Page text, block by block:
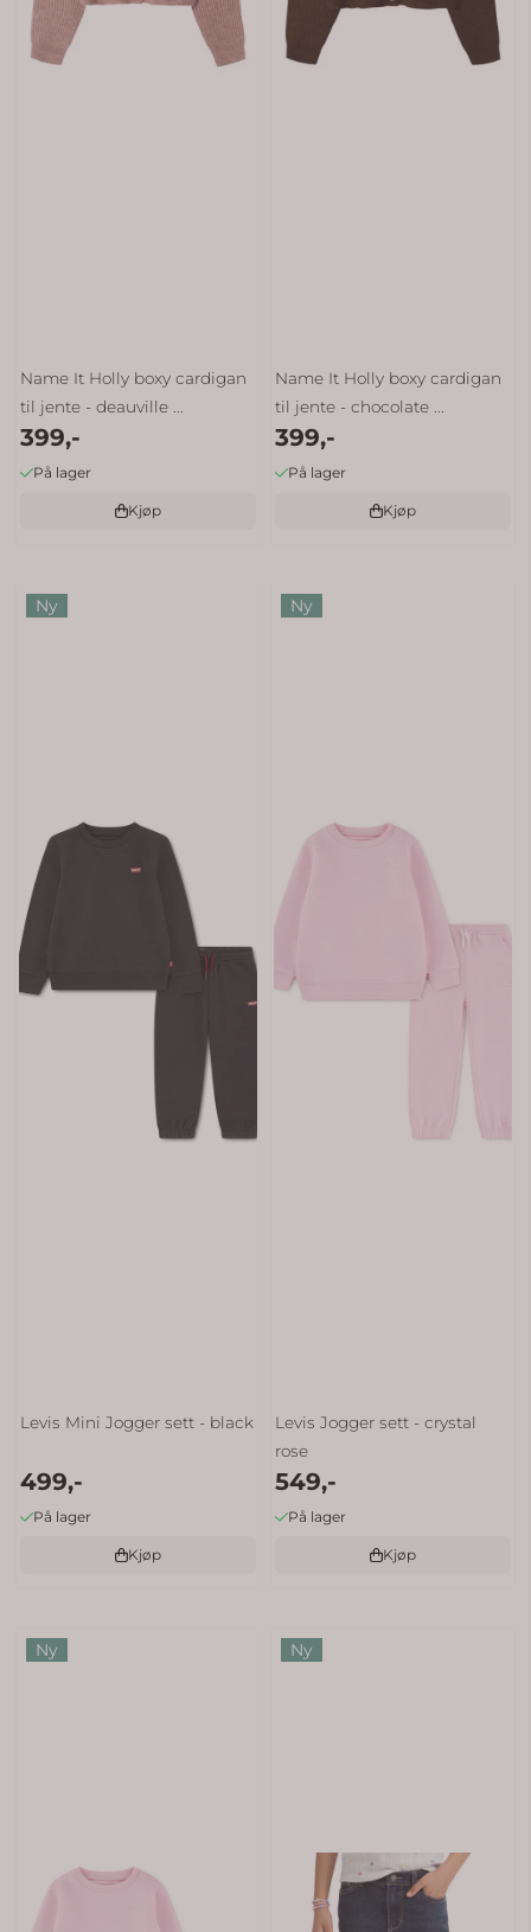
Name It Holly boxy cardigan
til jente - deauville ...
399,-
På lager
Kjøp
Name It Holly boxy cardigan
til jente - chocolate ...
399,-
På lager
Kjøp
Ny
Levis Mini Jogger sett - black
499,-
På lager
Kjøp
Ny
Levis Jogger sett - crystal
rose
549,-
På lager
Kjøp
Ny Ny